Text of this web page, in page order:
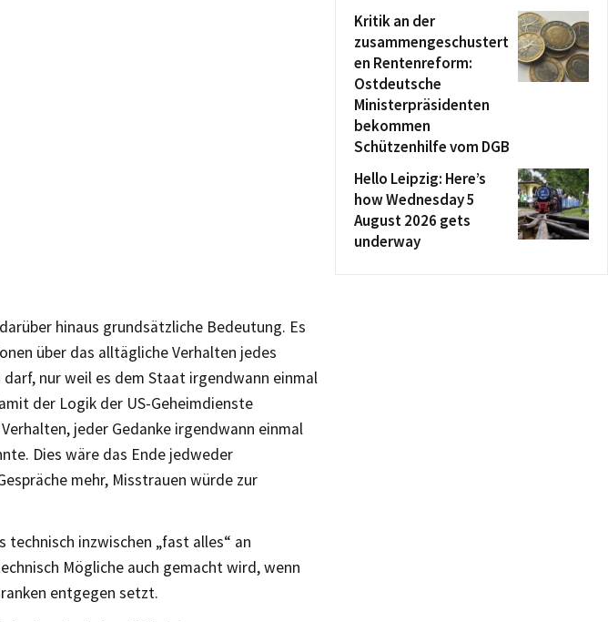
hinaus grundsätzliche Bedeutung. Es
über das alltägliche Verhalten jedes
nur weil es dem Staat irgendwann einmal
der Logik der US-Geheimdienste
jeder Gedanke irgendwann einmal
Dies wäre das Ende jedweder
mehr, Misstrauen würde zur
inzwischen „fast alles“ an
Mögliche auch gemacht wird, wenn
entgegen setzt.
Kritik an der
zusammengeschustert
en Rentenreform:
Ostdeutsche
Ministerpräsidenten
bekommen
Schützenhilfe vom DGB
Hello Leipzig: Here’s
how Wednesday 5
August 2026 gets
underway